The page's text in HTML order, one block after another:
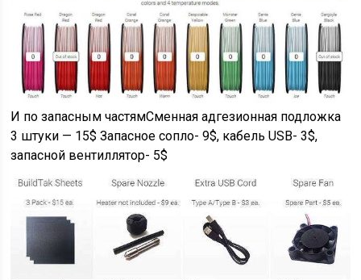
И по запасным частямСменная адгезионная подложка
3 штуки — 15$ Запасное сопло- 9$, кабель USB- 3$,
запасной вентиллятор- 5$